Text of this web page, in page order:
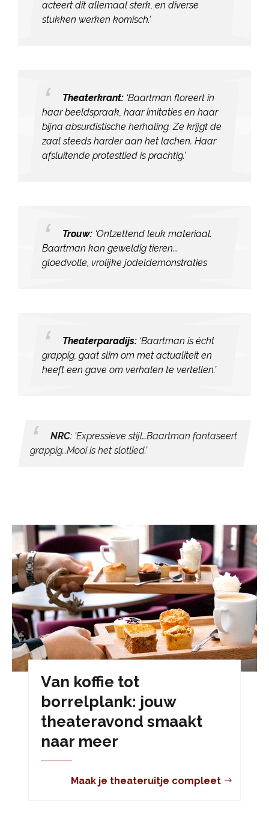
acteert dit allemaal sterk, en diverse
stukken werken komisch.’
Theaterkrant: ‘Baartman floreert in
haar beeldspraak, haar imitaties en haar
bijna absurdistische herhaling. Ze krijgt de
zaal steeds harder aan het lachen. Haar
afsluitende protestlied is prachtig.’
Trouw: ‘Ontzettend leuk materiaal.
Baartman kan geweldig tieren...
gloedvolle, vrolijke jodeldemonstraties
Theaterparadijs: ‘Baartman is écht
grappig, gaat slim om met actualiteit en
heeft een gave om verhalen te vertellen.’
NRC: ‘Expressieve stijl…Baartman fantaseert
grappig…Mooi is het slotlied.’
Van koffie tot
borrelplank: jouw
theateravond smaakt
naar meer
Maak je theateruitje compleet